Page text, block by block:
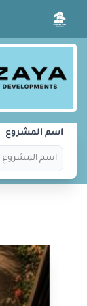
اسم المشروع